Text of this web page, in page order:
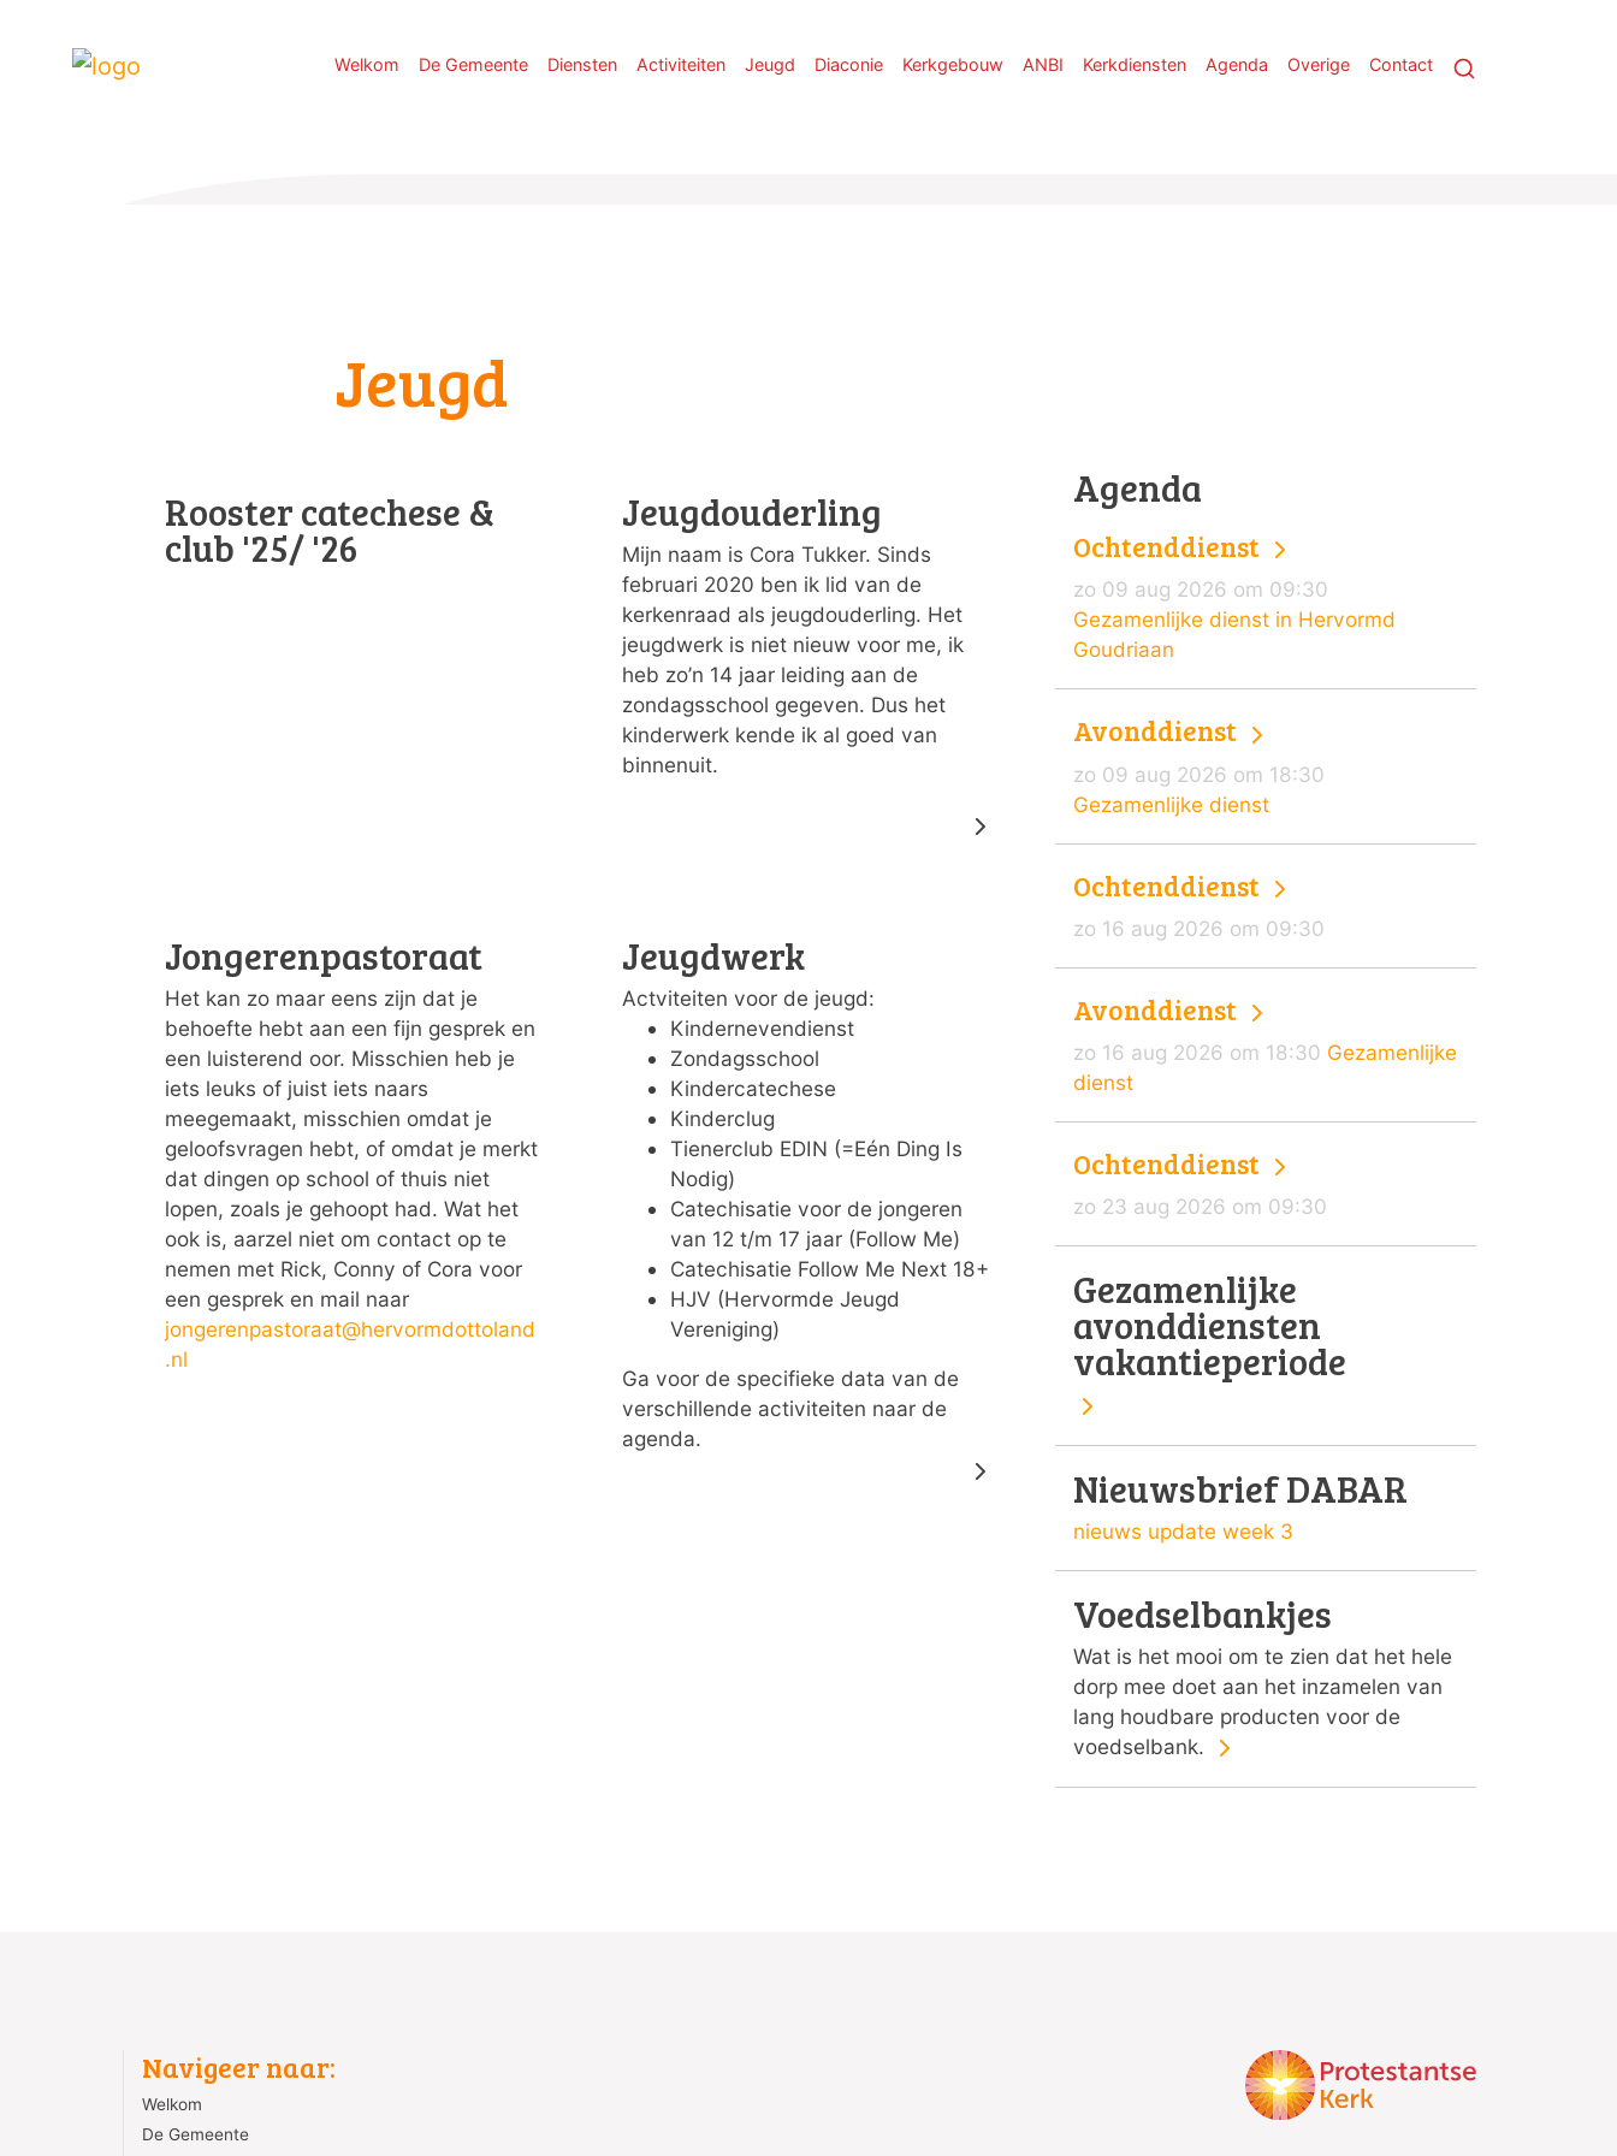
Welkom De Gemeente Diensten Activiteiten Jeugd Diaconie Kerkgebouw ANBI Kerkdiensten Agenda Overige Contact
Jeugd
Rooster catechese &
club '25/ '26
Jeugdouderling
Mijn naam is Cora Tukker. Sinds
februari 2020 ben ik lid van de
kerkenraad als jeugdouderling. Het
jeugdwerk is niet nieuw voor me, ik
heb zo’n 14 jaar leiding aan de
zondagsschool gegeven. Dus het
kinderwerk kende ik al goed van
binnenuit.
Jongerenpastoraat
Het kan zo maar eens zijn dat je
behoefte hebt aan een fijn gesprek en
een luisterend oor. Misschien heb je
iets leuks of juist iets naars
meegemaakt, misschien omdat je
geloofsvragen hebt, of omdat je merkt
dat dingen op school of thuis niet
lopen, zoals je gehoopt had. Wat het
ook is, aarzel niet om contact op te
nemen met Rick, Conny of Cora voor
een gesprek en mail naar
jongerenpastoraat@hervormdottoland
.nl
Jeugdwerk
Actviteiten voor de jeugd:
Kindernevendienst
Zondagsschool
Kindercatechese
Kinderclug
Tienerclub EDIN (=Eén Ding Is
Nodig)
Catechisatie voor de jongeren
van 12 t/m 17 jaar (Follow Me)
Catechisatie Follow Me Next 18+
HJV (Hervormde Jeugd
Vereniging)
Ga voor de specifieke data van de
verschillende activiteiten naar de
agenda.
Agenda
Ochtenddienst
zo 09 aug 2026 om 09:30
Gezamenlijke dienst in Hervormd
Goudriaan
Avonddienst
zo 09 aug 2026 om 18:30
Gezamenlijke dienst
Ochtenddienst
zo 16 aug 2026 om 09:30
Avonddienst
zo 16 aug 2026 om 18:30 Gezamenlijke
dienst
Ochtenddienst
zo 23 aug 2026 om 09:30
Gezamenlijke
avonddiensten
vakantieperiode
Nieuwsbrief DABAR
nieuws update week 3
Voedselbankjes
Wat is het mooi om te zien dat het hele
dorp mee doet aan het inzamelen van
lang houdbare producten voor de
voedselbank.
Navigeer naar:
Welkom
De Gemeente